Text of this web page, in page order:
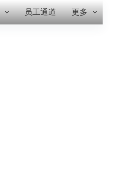
员工通道 更多